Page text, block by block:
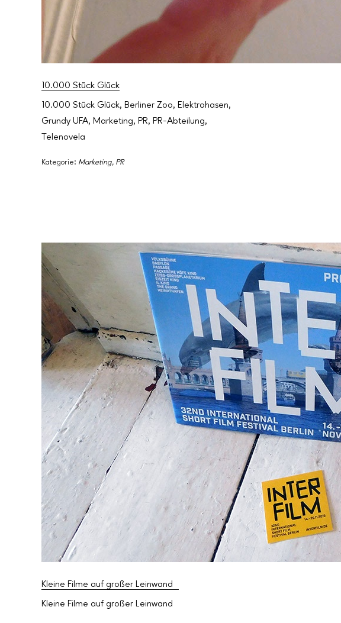
10.000 Stück Glück
10.000 Stück Glück, Berliner Zoo, Elektrohasen,
Grundy UFA, Marketing, PR, PR-Abteilung,
Telenovela
Kategorie: Marketing, PR
Kleine Filme auf großer Leinwand
Kleine Filme auf großer Leinwand